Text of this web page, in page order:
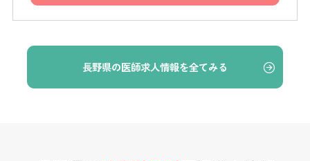
長野県の医師求人情報を全てみる